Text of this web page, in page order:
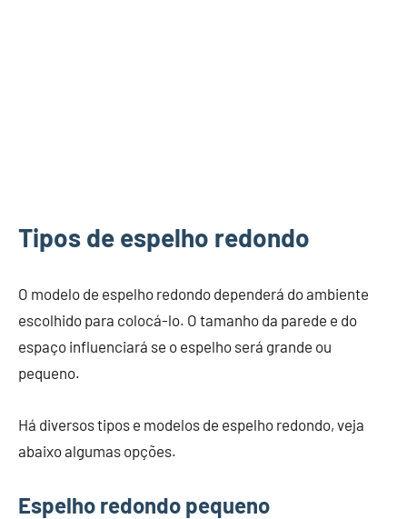
Tipos de espelho redondo
O modelo de espelho redondo dependerá do ambiente
escolhido para colocá-lo. O tamanho da parede e do
espaço influenciará se o espelho será grande ou
pequeno.
Há diversos tipos e modelos de espelho redondo, veja
abaixo algumas opções.
Espelho redondo pequeno